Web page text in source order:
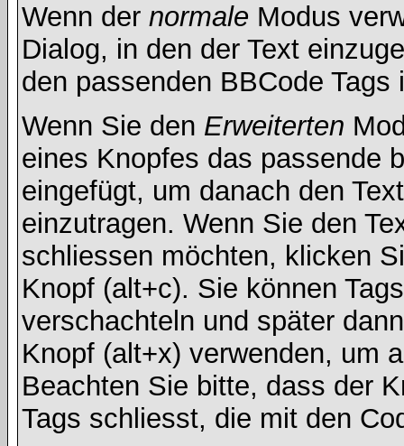
Wenn der normale Modus
Dialog, in den der Text
den passenden BBCode
Wenn Sie den Erweiterten
eines Knopfes das passende
eingefügt, um danach den
einzutragen. Wenn Sie den
schliessen möchten, klicken
Knopf (alt+c). Sie können
verschachteln und später
Knopf (alt+x) verwenden, um
Beachten Sie bitte, dass der
Tags schliesst, die mit den